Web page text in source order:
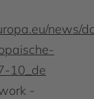
news/
10_de
-